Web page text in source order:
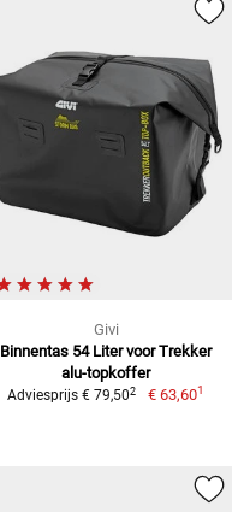
Givi
Binnentas 54 Liter voor Trekker
alu-topkoffer
Adviesprijs € 79,502 € 63,601